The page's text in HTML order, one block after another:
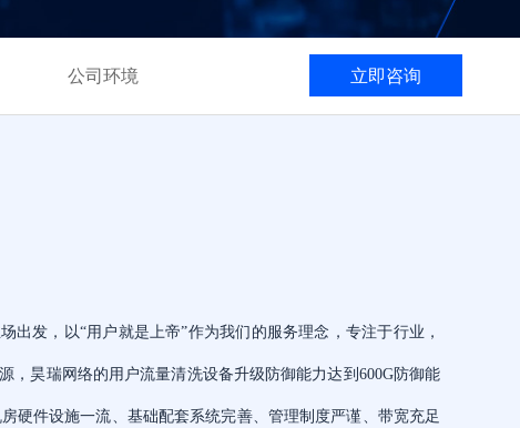
公司环境 立即咨询
出发，以“用户就是上帝”作为我们的服务理念，专注于行业，
昊瑞网络的用户流量清洗设备升级防御能力达到600G防御能
硬件设施一流、基础配套系统完善、管理制度严谨、带宽充足